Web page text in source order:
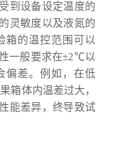
设备设定温度的
灵敏度以及液氮的
箱的温控范围可以
一般要求在±2℃以
偏差。例如，在低
箱体内温差过大，
能差异，终导致试